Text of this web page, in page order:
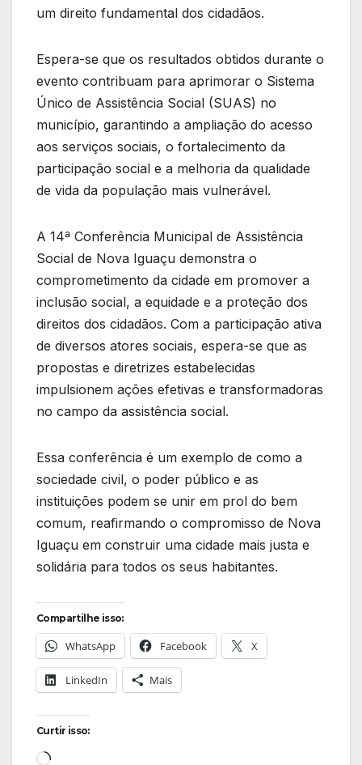
um direito fundamental dos cidadãos.
Espera-se que os resultados obtidos durante o
evento contribuam para aprimorar o Sistema
Único de Assistência Social (SUAS) no
município, garantindo a ampliação do acesso
aos serviços sociais, o fortalecimento da
participação social e a melhoria da qualidade
de vida da população mais vulnerável.
A 14ª Conferência Municipal de Assistência
Social de Nova Iguaçu demonstra o
comprometimento da cidade em promover a
inclusão social, a equidade e a proteção dos
direitos dos cidadãos. Com a participação ativa
de diversos atores sociais, espera-se que as
propostas e diretrizes estabelecidas
impulsionem ações efetivas e transformadoras
no campo da assistência social.
Essa conferência é um exemplo de como a
sociedade civil, o poder público e as
instituições podem se unir em prol do bem
comum, reafirmando o compromisso de Nova
Iguaçu em construir uma cidade mais justa e
solidária para todos os seus habitantes.
Compartilhe isso:
WhatsApp Facebook X
LinkedIn Mais
Curtir isso:
Carregando...